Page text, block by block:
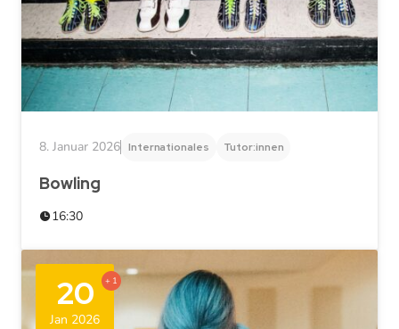
8. Januar 2026 Internationales Tutor:innen
Bowling
16:30
20
Jan 2026
+ 1